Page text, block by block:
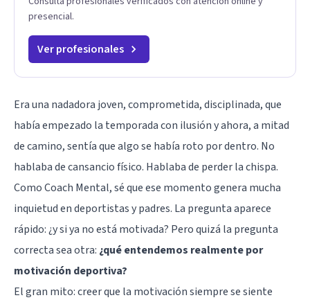
presencial.
Ver profesionales
Era una nadadora joven, comprometida, disciplinada, que
había empezado la temporada con ilusión y ahora, a mitad
de camino, sentía que algo se había roto por dentro. No
hablaba de cansancio físico. Hablaba de perder la chispa.
Como Coach Mental, sé que ese momento genera mucha
inquietud en deportistas y padres. La pregunta aparece
rápido: ¿y si ya no está motivada? Pero quizá la pregunta
correcta sea otra: ¿qué entendemos realmente por
motivación deportiva?
El gran mito: creer que la motivación siempre se siente